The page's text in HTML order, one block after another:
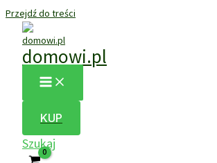
Przejdź do treści
domowi.pl
KUP
Szukaj